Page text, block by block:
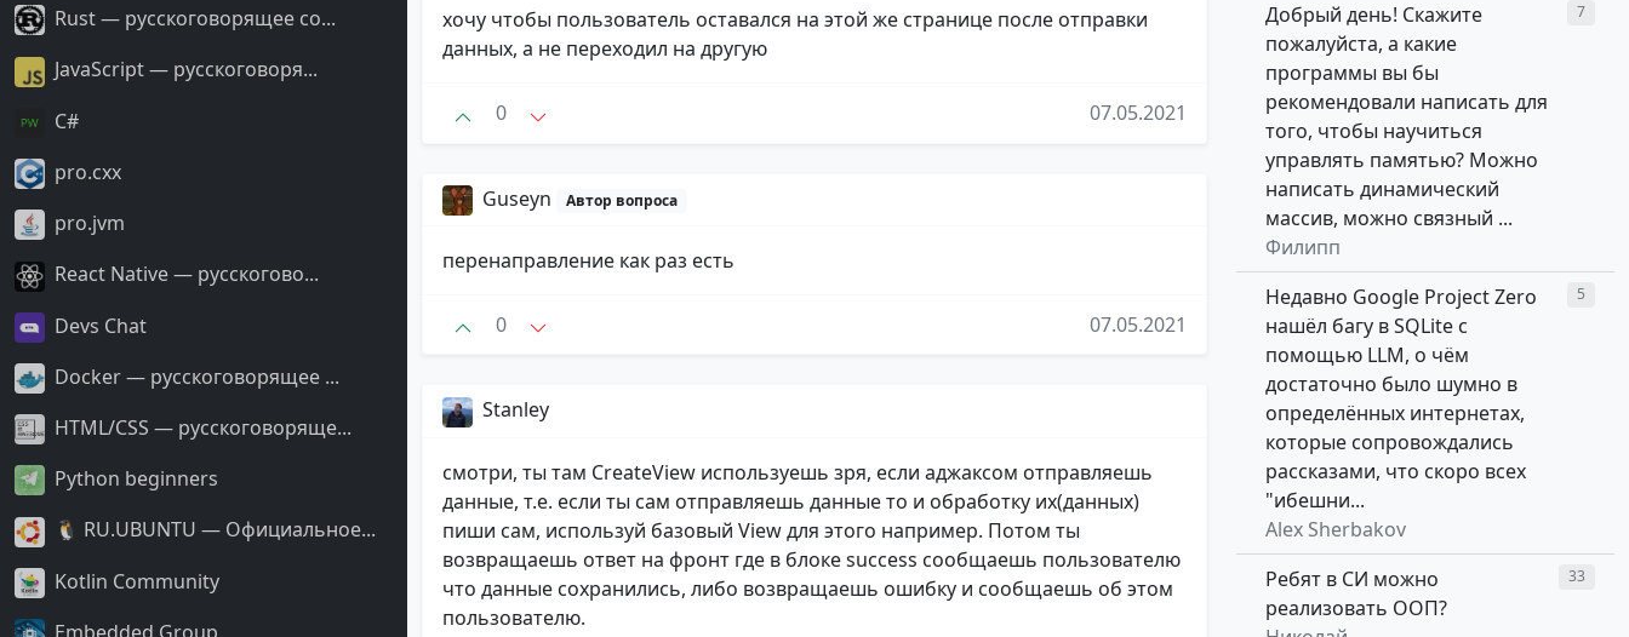
Rust — русскоговорящее со...
JavaScript — русскоговоря...
С#
pro.cxx
pro.jvm
React Native — русскогово...
Devs Chat
Docker — русскоговорящее ...
HTML/CSS — русскоговоряще...
Python beginners
🐧 RU.UBUNTU — Официальное...
Kotlin Community
хочу чтобы пользователь оставался на этой же странице после отправки
данных, а не переходил на другую
0 07.05.2021
Guseyn Автор вопроса
перенаправление как раз есть
0 07.05.2021
Stanley
смотри, ты там CreateView используешь зря, если аджаксом отправляешь
данные, т.е. если ты сам отправляешь данные то и обработку их(данных)
пиши сам, используй базовый View для этого например. Потом ты
возвращаешь ответ на фронт где в блоке success сообщаешь пользователю
что данные сохранились, либо возвращаешь ошибку и сообщаешь об этом
пользователю.
Добрый день! Скажите
пожалуйста, а какие
программы вы бы
рекомендовали написать для
того, чтобы научиться
управлять памятью? Можно
написать динамический
массив, можно связный ...
Филипп
7
Недавно Google Project Zero
нашёл багу в SQLite с
помощью LLM, о чём
достаточно было шумно в
определённых интернетах,
которые сопровождались
рассказами, что скоро всех
"ибешни...
Alex Sherbakov
5
Ребят в СИ можно
реализовать ООП?
33